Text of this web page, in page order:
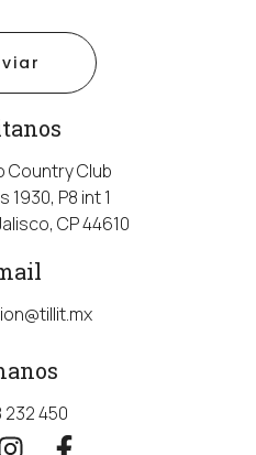
Country Club
1930, P8 int 1
CP 44610
450